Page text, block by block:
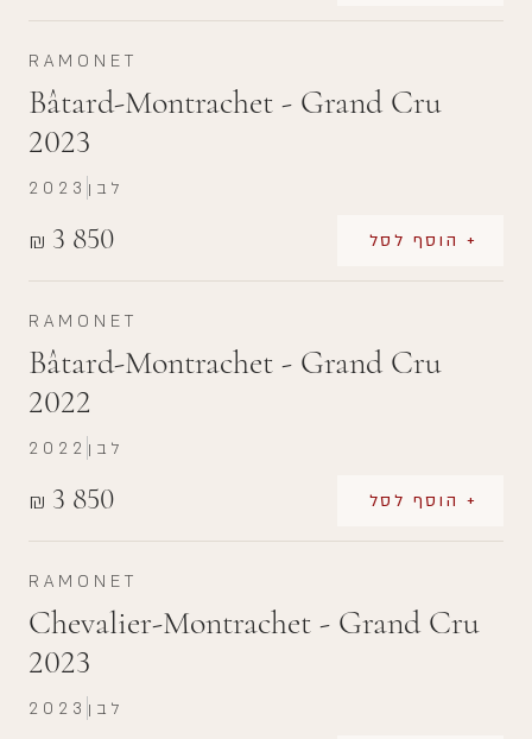
RAMONET
Bâtard-Montrachet - Grand Cru
2023
₪ 3 850 + הוסף לסל
2023 לבן
RAMONET
Bâtard-Montrachet - Grand Cru
2022
₪ 3 850 + הוסף לסל
2022 לבן
RAMONET
Chevalier-Montrachet - Grand Cru
2023
2023 לבן